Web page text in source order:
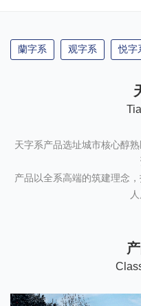
蘭字系 观字系 悦字
天字系产品选址城市核心醇
产品以全系高端的筑建理念
C